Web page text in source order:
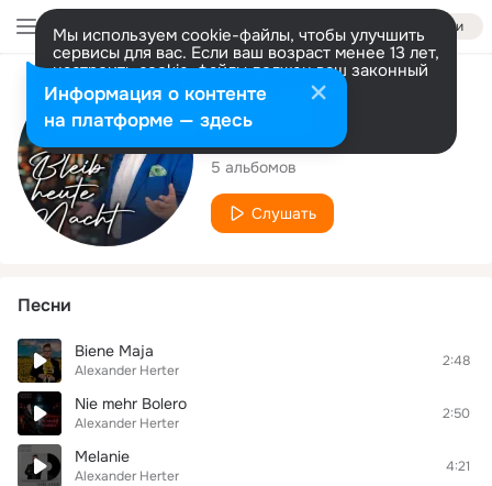
Войти
Мы используем cookie-файлы, чтобы улучшить
сервисы для вас. Если ваш возраст менее 13 лет,
настроить cookie-файлы должен ваш законный
представитель. Больше информации
Разрешить все Настроить
Исполнитель
Alexander Herter
5 альбомов
Слушать
Песни
Biene Maja
Alexander Herter
2:48
Nie mehr Bolero
Alexander Herter
2:50
Melanie
Alexander Herter
4:21
Информация о контенте
на платформе — здесь